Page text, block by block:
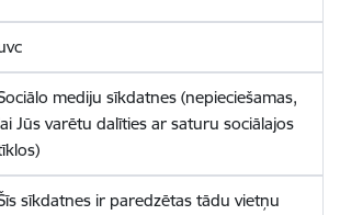
mediju sīkdatnes (nepieciešamas,
Jūs varētu dalīties ar saturu sociālajos
sīkdatnes ir paredzētas tādu vietņu